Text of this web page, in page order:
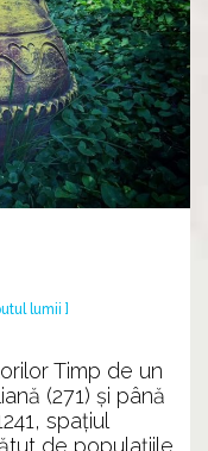
lumii ]
Timp de un
(271) şi până
spaţiul
de populaţiile